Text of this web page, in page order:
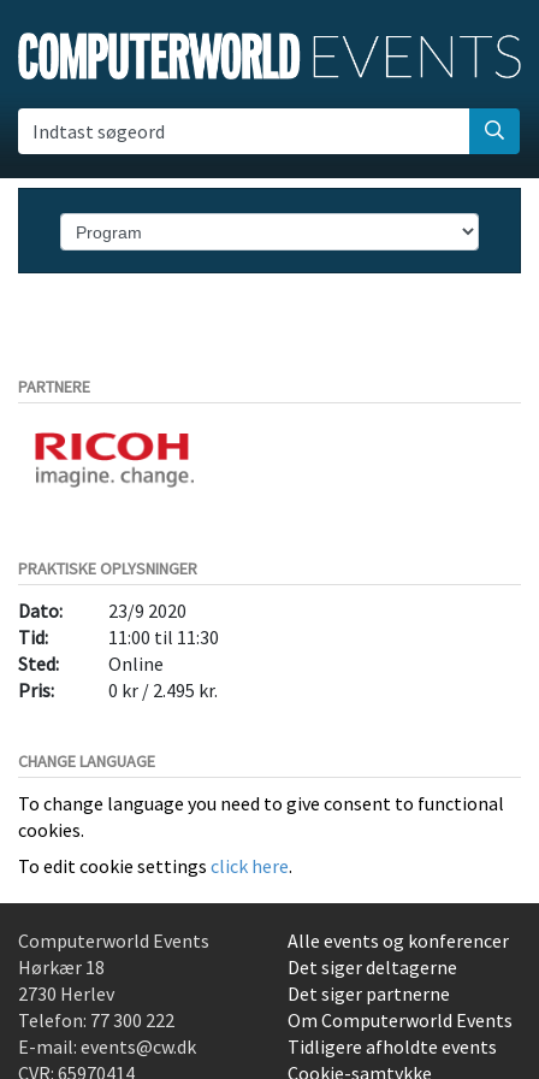
Indtast søgeord
PARTNERE
PRAKTISKE OPLYSNINGER
Dato:
23/9 2020
Tid:
11:00 til 11:30
Sted:
Online
Pris:
0 kr / 2.495 kr.
CHANGE LANGUAGE
To change language you need to give consent to functional
cookies.
To edit cookie settings click here.
Computerworld Events
Hørkær 18
2730 Herlev
Telefon: 77 300 222
E-mail: events@cw.dk
CVR: 65970414
Alle events og konferencer
Det siger deltagerne
Det siger partnerne
Om Computerworld Events
Tidligere afholdte events
Cookie-samtykke